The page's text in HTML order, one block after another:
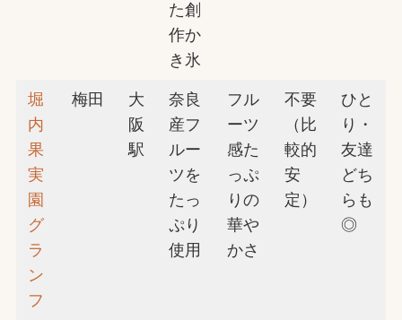
た創
作か
き氷
堀
内
果
実
園
グ
ラ
ン
フ
梅田
大
阪
駅
奈良
産フ
ルー
ツを
たっ
ぷり
使用
フル
ーツ
感た
っぷ
りの
華や
かさ
不要
（比
較的
安
定）
ひと
り・
友達
どち
らも
◎